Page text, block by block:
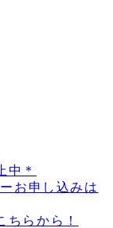
中＊
お申し込みは
ちらから！